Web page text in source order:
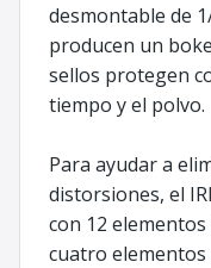
desmontable de
producen un
sellos protegen
tiempo y el polvo.
Para ayudar a
distorsiones, el
con 12
cuatro elementos